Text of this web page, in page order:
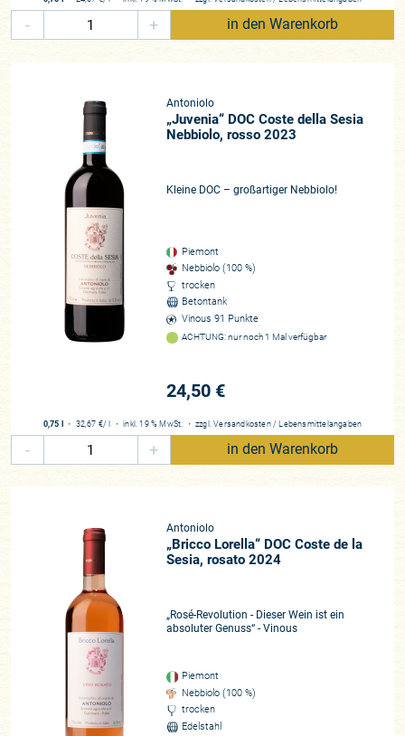
Alberto und Lorella Antoniolo
Region
fast ausschließlich Nebbiolo
Beste Lagen
Osso San Grato, San Francesco, Le Castelle
Zusammenarbeit
Azienda Vitivincola Antoniolo wurde 1948 von Mario Antoniolo in
Gattinara, im Sesia-Tal, im nördlichen Piemont, gegründet
- + in den Warenkorb
Antoniolo
„Juvenia“ DOC Coste della Sesia
Nebbiolo, rosso 2023
Kleine DOC – großartiger Nebbiolo!
Piemont
Nebbiolo (100 %)
trocken
Betontank
Vinous 91 Punkte
ACHTUNG: nur noch 1 Mal verfügbar
24,50 €
0,75 l ・ 32,67 €/ l ・inkl. 19 % MwSt. ・ zzgl.Versandkosten / Lebensmittelangaben
- + in den Warenkorb
Antoniolo
„Bricco Lorella“ DOC Coste de la
Sesia, rosato 2024
„Rosé-Revolution - Dieser Wein ist ein
absoluter Genuss“ - Vinous
Piemont
Nebbiolo (100 %)
trocken
Edelstahl